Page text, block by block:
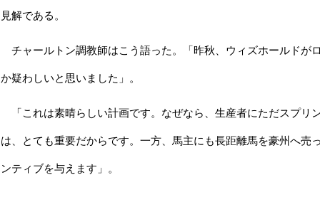
見解である。
チャールトン調教師はこう語った。「昨秋、ウィズホールドが
か疑わしいと思いました」。
「これは素晴らしい計画です。なぜなら、生産者にただスプリ
は、とても重要だからです。一方、馬主にも長距離馬を豪州へ
ンティブを与えます」。